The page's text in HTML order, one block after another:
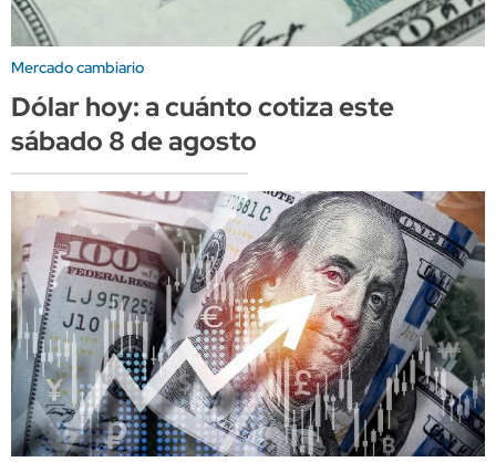
Mercado cambiario
Dólar hoy: a cuánto cotiza este
sábado 8 de agosto